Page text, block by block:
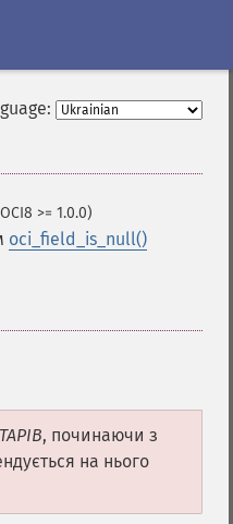
>= 1.0.0)
oci_field_is_null()
, починаючи з
на нього